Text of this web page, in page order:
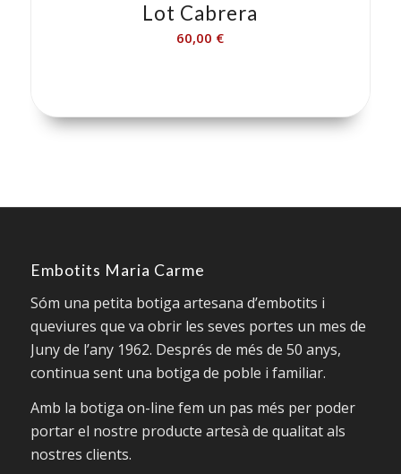
Lot Cabrera
60,00 €
Embotits Maria Carme
Sóm una petita botiga artesana d’embotits i
queviures que va obrir les seves portes un mes de
Juny de l’any 1962. Després de més de 50 anys,
continua sent una botiga de poble i familiar.
Amb la botiga on-line fem un pas més per poder
portar el nostre producte artesà de qualitat als
nostres clients.